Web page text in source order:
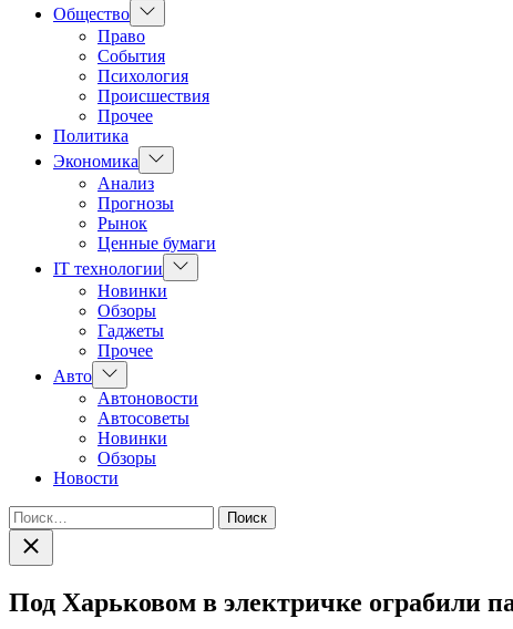
Общество Показать
подменю
Право
События
Психология
Происшествия
Прочее
Политика
Экономика
Показать
подменю
Анализ
Прогнозы
Рынок
Ценные бумаги
IT технологии
Показать
подменю
Новинки
Обзоры
Гаджеты
Прочее
Авто Показать
подменю
Автоновости
Автосоветы
Новинки
Обзоры
Новости
Найти:
Закрыть
поиск
Под Харьковом в электричке ограбили